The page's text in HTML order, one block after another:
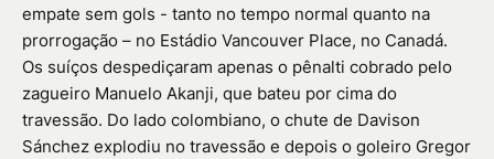
empate sem gols - tanto no tempo normal quanto na
prorrogação – no Estádio Vancouver Place, no Canadá.
Os suíços despediçaram apenas o pênalti cobrado pelo
zagueiro Manuelo Akanji, que bateu por cima do
travessão. Do lado colombiano, o chute de Davison
Sánchez explodiu no travessão e depois o goleiro Gregor